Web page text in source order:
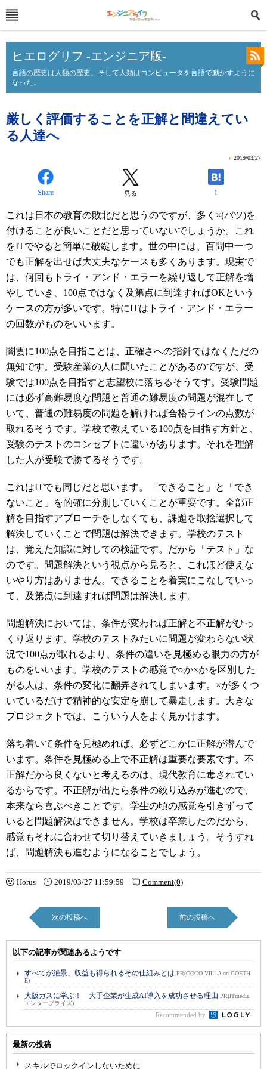
ヒエログリフ -エンジニア版-
言語の歴史は人類の歴史。そして人類はコンピュータを言語で動かすように
なった。
厳しく評価することを正解と間違えてい
る人達へ
» 2019/03/27
Share 見る 1
これは日本の教育の敗北だと思うのですが、多く×(バツ)を
付けることが良いことだと思っていないでしょうか。これ
をITでやると簡単に破綻します。世の中には、百問中一つ
でも正解を出せば大丈夫なケースも多くあります。現実で
は、何回もトライ・アンド・エラーを繰り返して正解を増
やしていき、100点ではなく及第点に到達すればOKという
ケースの方が多いです。特にITはトライ・アンド・エラー
の回数がものをいいます。
闇雲に100点を目指ことは、正確さへの指針ではなくただの
無知です。受験産業の人に聞いたことがあるのですが、受
験では100点を目指すと志望校に落ちるそうです。受験問題
には必ず高難易度な問題と普通の難易度の問題が混在して
いて、普通の難易度の問題を解ければ合格ラインの点数が
取れるそうです。学校で教えている100点を目指す方針と、
受験のテストのコンセプトに違いがあります。それを理解
した人が受験で勝てるそうです。
これはITでも同じだと思います。「できること」と「でき
ないこと」を的確に分別していくことが重要です。全部正
解を目指すアプローチをしなくても、課題を取捨選択して
解決していくことで問題は解決できます。学校のテスト
は、覚えた知識に対しての検証です。だから「テスト」な
のです。問題解決という視点から見ると、これほど使えな
いやり方はありません。できることを着実にこなしていっ
て、及第点に到達すれば問題は解決します。
問題解決においては、条件が変われば正解と不正解がひっ
くり返ります。学校のテストみたいに問題が変わらない状
況で100点が取れるより、条件の違いを見極める眼力の方が
ものをいいます。学校のテストの感覚で○か×かを区別した
がる人は、条件の変化に翻弄されてしまいます。×が多くつ
いているだけで精神的な安定を崩して暴走します。大きな
プロジェクトでは、こういう人をよく見かけます。
落ち着いて条件を見極めれば、必ずどこかに正解が潜んで
います。条件を見極める上で不正解は重要な要素です。不
正解だから良くないと考えるのは、現代教育に毒されてい
るからです。不正解が出たら条件の絞り込みが進むので、
本来なら喜ぶべきことです。学生の頃の感覚を引きずって
いると問題解決はできません。学校は卒業したのだから、
感覚もそれに合わせて切り替えていきましょう。そうすれ
ば、問題解決も進むようになることでしょう。
Horus 2019/03/27 11:59:59 Comment(0)
次の投稿へ 前の投稿へ
以下の記事が関連あるようです
すべてが絶景、収益も得られるその仕組みとは PR(COCO VILLA on GOETH
E)
大阪ガスに学ぶ！ 大手企業が生成AI導入を成功させる理由 PR(ITmedia
エンタープライズ)
Recommended by
最新の投稿
スキルでロックインしないために